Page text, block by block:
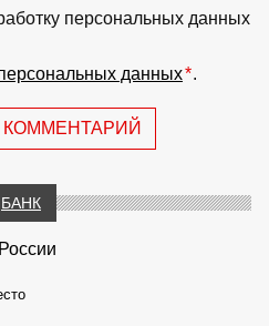
персональных данных
данных*.
БАНК